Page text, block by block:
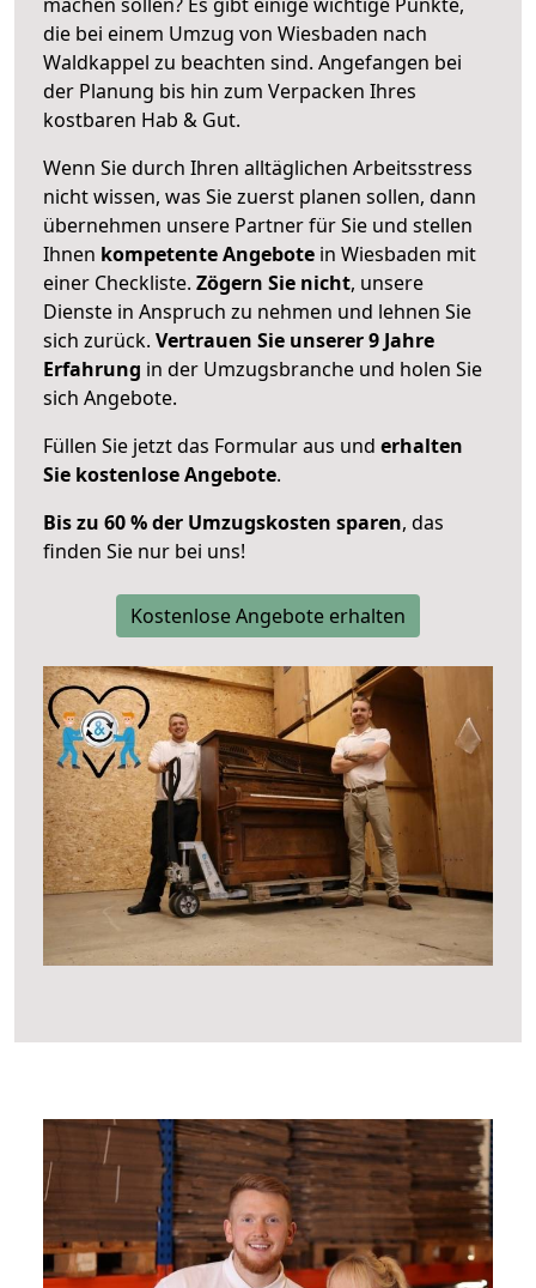
die bei einem Umzug von Wiesbaden nach
Waldkappel zu beachten sind. Angefangen bei
der Planung bis hin zum Verpacken Ihres
kostbaren Hab & Gut.
Wenn Sie durch Ihren alltäglichen Arbeitsstress
nicht wissen, was Sie zuerst planen sollen, dann
übernehmen unsere Partner für Sie und stellen
Ihnen kompetente Angebote in Wiesbaden mit
einer Checkliste. Zögern Sie nicht, unsere
Dienste in Anspruch zu nehmen und lehnen Sie
sich zurück. Vertrauen Sie unserer 9 Jahre
Erfahrung in der Umzugsbranche und holen Sie
sich Angebote.
Füllen Sie jetzt das Formular aus und erhalten
Sie kostenlose Angebote.
Bis zu 60 % der Umzugskosten sparen, das
finden Sie nur bei uns!
Kostenlose Angebote erhalten